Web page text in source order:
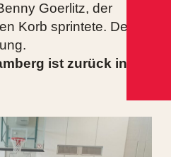
Goerlitz, der
Korb sprintete. Der
ist zurück in